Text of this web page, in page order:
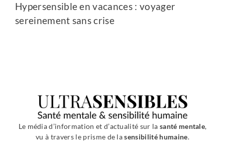
Hypersensible en vacances : voyager
sereinement sans crise
Le média d’information et d’actualité sur la santé mentale,
vu à travers le prisme de lasensibilité humaine.